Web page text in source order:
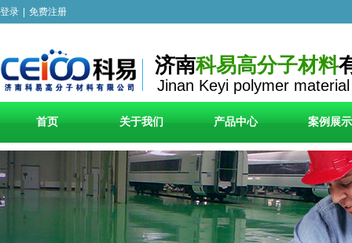
济南科易高分子材料
Jinan Keyi polymer
登录 免费注册
首页 关于我们 产品中心 案例展示